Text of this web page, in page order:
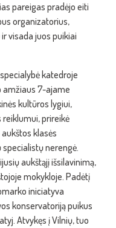
pareigas pradėjo eiti
organizatorius,
visada juos puikiai
specialybė katedroje
amžiaus 7-ajame
kultūros lygiui,
prireikė
klasės
specialistų nerengė.
aukštąjį išsilavinimą,
mokykloje. Padėtį
iniciatyva
konservatoriją puikus
Atvykęs į Vilnių, tuo